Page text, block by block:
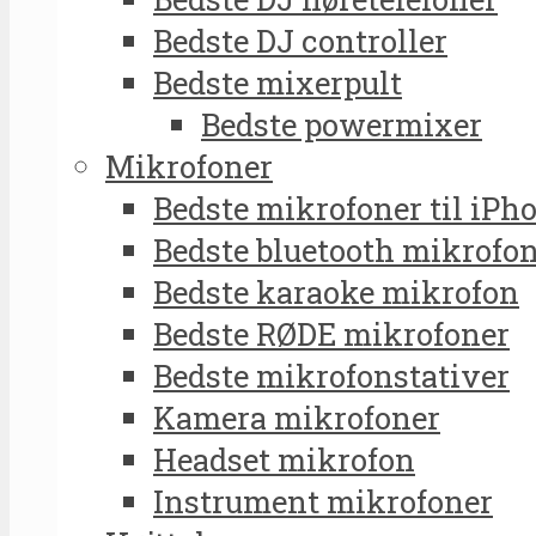
Bedste DJ controller
Bedste mixerpult
Bedste powermixer
Mikrofoner
Bedste mikrofoner til
Bedste bluetooth
Bedste karaoke mikrofon
Bedste RØDE mikrofoner
Bedste mikrofonstativer
Kamera mikrofoner
Headset mikrofon
Instrument mikrofoner